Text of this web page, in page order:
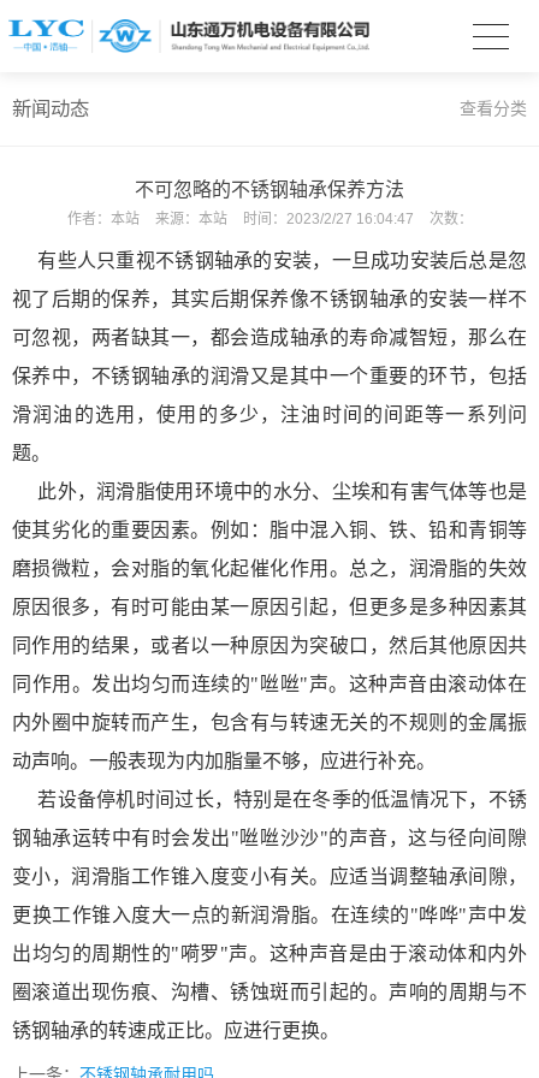
新闻动态 查看分类
不可忽略的不锈钢轴承保养方法
作者： 本站 来源： 本站 时间： 2023/2/27 16:04:47 次数：
有些人只重视不锈钢轴承的安装，一旦成功安装后总是忽
视了后期的保养，其实后期保养像不锈钢轴承的安装一样不
可忽视，两者缺其一，都会造成轴承的寿命减智短，那么在
保养中，不锈钢轴承的润滑又是其中一个重要的环节，包括
滑润油的选用，使用的多少，注油时间的间距等一系列问
题。
此外，润滑脂使用环境中的水分、尘埃和有害气体等也是
使其劣化的重要因素。例如：脂中混入铜、铁、铅和青铜等
磨损微粒，会对脂的氧化起催化作用。总之，润滑脂的失效
原因很多，有时可能由某一原因引起，但更多是多种因素其
同作用的结果，或者以一种原因为突破口，然后其他原因共
同作用。发出均匀而连续的"咝咝"声。这种声音由滚动体在
内外圈中旋转而产生，包含有与转速无关的不规则的金属振
动声响。一般表现为内加脂量不够，应进行补充。
若设备停机时间过长，特别是在冬季的低温情况下，不锈
钢轴承运转中有时会发出"咝咝沙沙"的声音，这与径向间隙
变小，润滑脂工作锥入度变小有关。应适当调整轴承间隙，
更换工作锥入度大一点的新润滑脂。在连续的"哗哗"声中发
出均匀的周期性的"嗬罗"声。这种声音是由于滚动体和内外
圈滚道出现伤痕、沟槽、锈蚀斑而引起的。声响的周期与不
锈钢轴承的转速成正比。应进行更换。